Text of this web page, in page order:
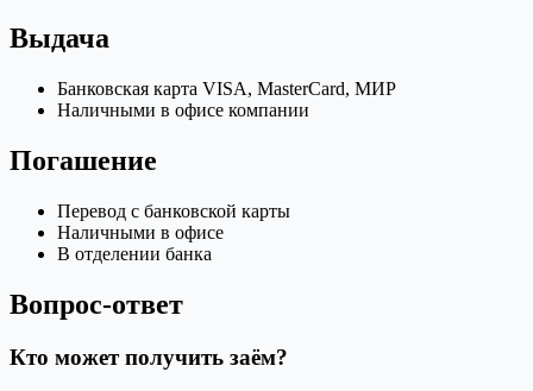
Выдача
Банковская карта VISA, MasterCard, МИР
Наличными в офисе компании
Погашение
Перевод с банковской карты
Наличными в офисе
В отделении банка
Вопрос-ответ
Кто может получить заём?